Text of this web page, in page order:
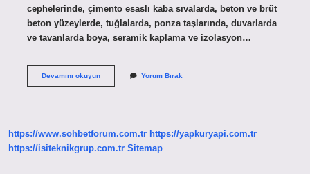
cephelerinde, çimento esaslı kaba sıvalarda, beton ve brüt
beton yüzeylerde, tuğlalarda, ponza taşlarında, duvarlarda
ve tavanlarda boya, seramik kaplama ve izolasyon…
Devamını okuyunKalekim
Yorum Bırak
https://www.sohbetforum.com.tr https://yapkuryapi.com.tr
https://isiteknikgrup.com.tr Sitemap